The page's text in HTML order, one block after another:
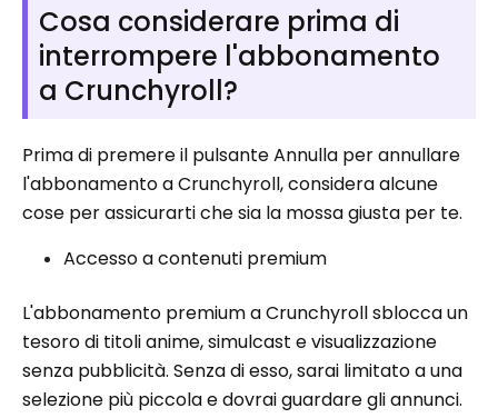
Cosa considerare prima di
interrompere l'abbonamento
a Crunchyroll?
Prima di premere il pulsante Annulla per annullare
l'abbonamento a Crunchyroll, considera alcune
cose per assicurarti che sia la mossa giusta per te.
Accesso a contenuti premium
L'abbonamento premium a Crunchyroll sblocca un
tesoro di titoli anime, simulcast e visualizzazione
senza pubblicità. Senza di esso, sarai limitato a una
selezione più piccola e dovrai guardare gli annunci.